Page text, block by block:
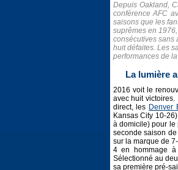
Depuis Oakland,
conférence AFC
saisons que les
suprêmes en
consécutives sans
huit défaites. Les
performances de
La lumière
2016 voit le
avec huit
direct, les Denver
Kansas City 10-
à domicile) pour le
seconde saison
sur la marque de
4 en hommage à
Sélectionné au
sa première pré-